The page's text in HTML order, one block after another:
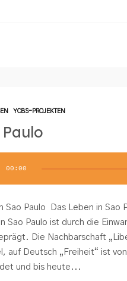
YCBS-PROJEKTEN
00:00
Sao Paulo Das Leben in Sao
in Sao Paulo ist durch die
Die Nachbarschaft
auf Deutsch „Freiheit“ ist
und bis heute...